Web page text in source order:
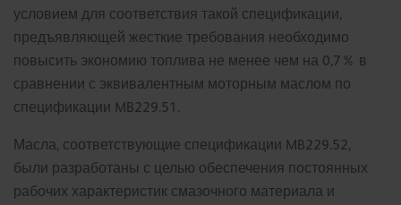
условием для соответствия такой спецификации,
предъявляющей жесткие требования необходимо
повысить экономию топлива не менее чем на 0,7% в
сравнении с эквивалентным моторным маслом по
спецификации MB229.51.
Масла, соответствующие спецификации MB229.52,
были разработаны с целью обеспечения постоянных
рабочих характеристик смазочного материала и